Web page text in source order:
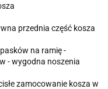
przednia część kosza
na ramię -
- wygodna noszenia
zamocowanie kosza w